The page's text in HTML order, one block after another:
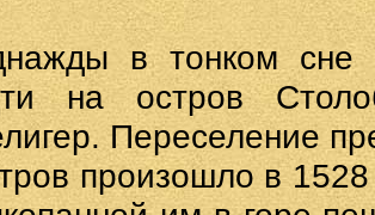
в тонком сне
на остров
Переселение
произошло в